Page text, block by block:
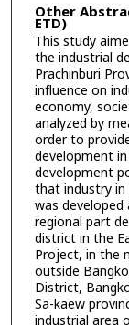
Other
ETD)
This study
the industrial
Prachinburi
influence on
economy,
analyzed by
order to
development
development
that industry in
was
regional part
district in the
Project, in the
outside
District,
Sa-kaew
industrial area